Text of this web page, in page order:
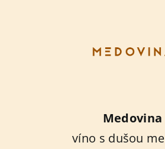
Medovina
víno s dušou